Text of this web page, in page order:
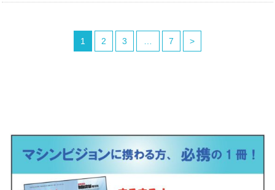
1 2 3 7 >